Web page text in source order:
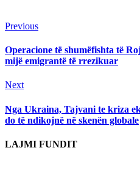
Continue
Reading
PreviousPrevious
Operacione të shumëfishta të
mijë emigrantë të rrezikuar
NextNext
Nga Ukraina, Tajvani te kriza
do të ndikojnë në skenën globale
LAJMI FUNDIT